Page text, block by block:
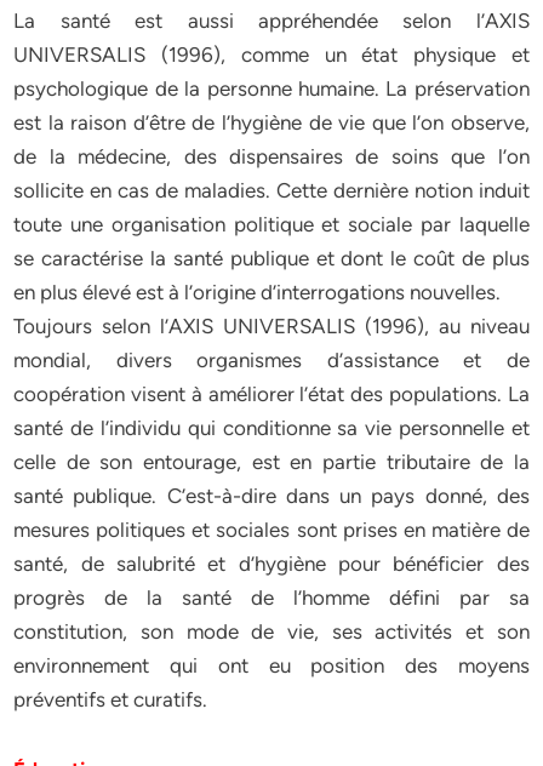
La santé est aussi appréhendée selon l’AXIS
UNIVERSALIS (1996), comme un état physique et
psychologique de la personne humaine. La préservation
est la raison d’être de l’hygiène de vie que l’on observe,
de la médecine, des dispensaires de soins que l’on
sollicite en cas de maladies. Cette dernière notion induit
toute une organisation politique et sociale par laquelle
se caractérise la santé publique et dont le coût de plus
en plus élevé est à l’origine d’interrogations nouvelles.
Toujours selon l’AXIS UNIVERSALIS (1996), au niveau
mondial, divers organismes d’assistance et de
coopération visent à améliorer l’état des populations. La
santé de l’individu qui conditionne sa vie personnelle et
celle de son entourage, est en partie tributaire de la
santé publique. C’est-à-dire dans un pays donné, des
mesures politiques et sociales sont prises en matière de
santé, de salubrité et d’hygiène pour bénéficier des
progrès de la santé de l’homme défini par sa
constitution, son mode de vie, ses activités et son
environnement qui ont eu position des moyens
préventifs et curatifs.